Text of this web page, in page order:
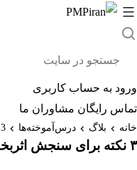
پرش
به
جستجو
ورود به حساب کاربری
تماس رایگان مشاوران ما
خانه بلاگ درس‌آموخته‌ها 3 نکته برای سنجش اثربخشی آموزش
۳ نکته برای سنجش اثربخشی آموزش